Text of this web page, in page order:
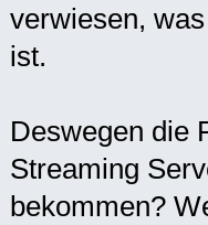
verwiesen,
ist.
Deswegen die
Streaming
bekommen?